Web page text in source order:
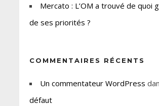
Mercato : L’OM a trouvé de quoi
de ses priorités ?
COMMENTAIRES RÉCENTS
Un commentateur WordPress
défaut